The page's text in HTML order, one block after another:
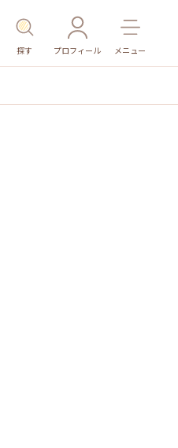
探す プロフィール メニュー